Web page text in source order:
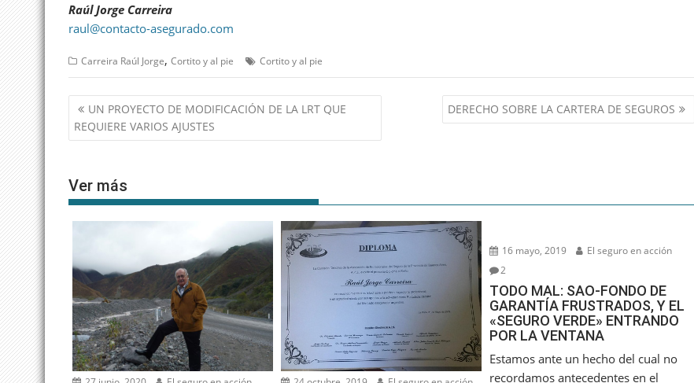
Raúl Jorge Carreira
raul@contacto-asegurado.com
Carreira Raúl Jorge, Cortito y al pie Cortito y al pie
Navegación
de
entradas
UN PROYECTO DE MODIFICACIÓN DE LA LRT QUE
REQUIERE VARIOS AJUSTES
DERECHO SOBRE LA CARTERA DE SEGUROS
Ver más
16 mayo, 2019
El seguro en acción
2
TODO MAL: SAO-FONDO DE
GARANTÍA FRUSTRADOS, Y EL
«SEGURO VERDE» ENTRANDO
POR LA VENTANA
Estamos ante un hecho del cual no
recordamos antecedentes en el